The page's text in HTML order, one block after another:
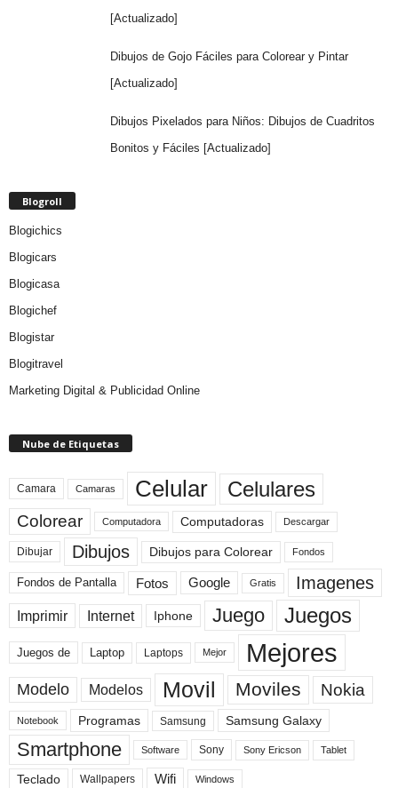
[Actualizado]
Dibujos de Gojo Fáciles para Colorear y Pintar
[Actualizado]
Dibujos Pixelados para Niños: Dibujos de Cuadritos
Bonitos y Fáciles [Actualizado]
Blogroll
Blogichics
Blogicars
Blogicasa
Blogichef
Blogistar
Blogitravel
Marketing Digital & Publicidad Online
Nube de Etiquetas
Camara Camaras Celular Celulares
Colorear Computadora Computadoras Descargar
Dibujar Dibujos Dibujos para Colorear Fondos
Fondos de Pantalla Fotos Google Gratis Imagenes
Imprimir Internet Iphone Juego Juegos
Juegos de Laptop Laptops Mejor Mejores
Modelo Modelos Movil Moviles Nokia
Notebook Programas Samsung Samsung Galaxy
Smartphone Software Sony Sony Ericson Tablet
Teclado Wallpapers Wifi Windows